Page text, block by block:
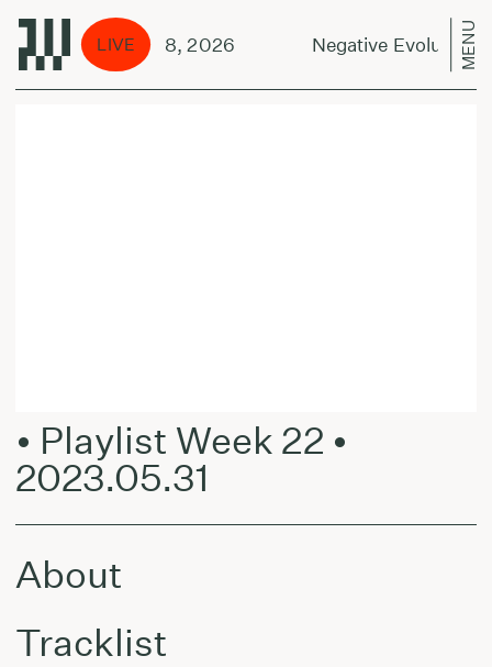
LIVE
- August 8, 2026 Negative Evolution -
MENU
• Playlist Week 22 •
2023.05.31
About
Tracklist